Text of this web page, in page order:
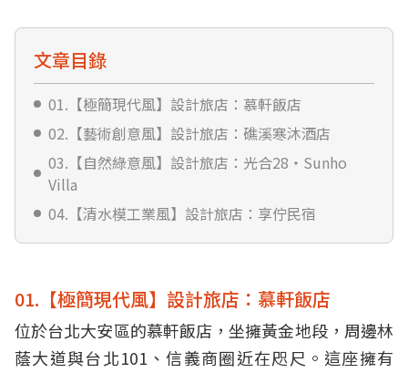
文章目錄
01.【極簡現代風】設計旅店：慕軒飯店
02.【藝術創意風】設計旅店：礁溪寒沐酒店
03.【自然綠意風】設計旅店：光合28・Sunho
Villa
04.【清水模工業風】設計旅店：享佇民宿
01.【極簡現代風】設計旅店：慕軒飯店
位於台北大安區的慕軒飯店，坐擁黃金地段，周邊林
蔭大道與台北101、信義商圈近在咫尺。這座擁有